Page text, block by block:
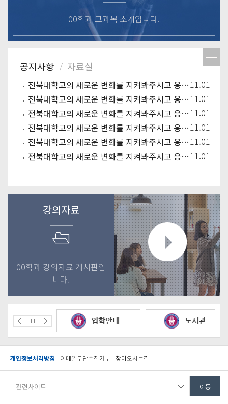
00학과 교과목 소개입니다.
전북대학교의 새로운 변화를 지켜봐주시고 응원해주시기 바랍니다.11.01
전북대학교의 새로운 변화를 지켜봐주시고 응원해주시기 바랍니다.11.01
전북대학교의 새로운 변화를 지켜봐주시고 응원해주시기 바랍니다.11.01
전북대학교의 새로운 변화를 지켜봐주시고 응원해주시기 바랍니다.11.01
전북대학교의 새로운 변화를 지켜봐주시고 응원해주시기 바랍니다.11.01
전북대학교의 새로운 변화를 지켜봐주시고 응원해주시기 바랍니다.11.01
강의자료
00학과 강의자료 게시판입
니다.
개인정보처리방침 이메일무단수집거부 찾아오시는길